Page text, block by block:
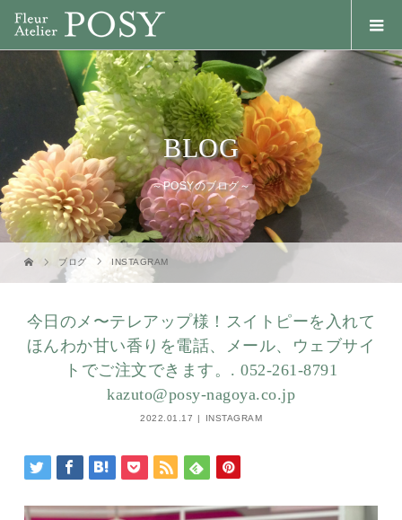
BLOG
～POSYのブログ～
ブログ INSTAGRAM
今日のメ〜テレアップ様！スイトピーを入れて
ほんわか甘い香りを電話、メール、ウェブサイ
トでご注文できます。.︎ 052-261-8791︎
kazuto@posy-nagoya.co.jp
2022.01.17 INSTAGRAM